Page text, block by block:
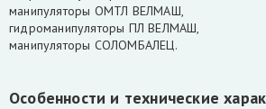
манипуляторы ОМТЛ ВЕЛМАШ,
гидроманипуляторы ПЛ ВЕЛМАШ,
манипуляторы СОЛОМБАЛЕЦ.
Особенности и технические